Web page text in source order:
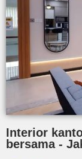
Interior
bersama -